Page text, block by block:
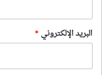
البريد الإلكتروني *